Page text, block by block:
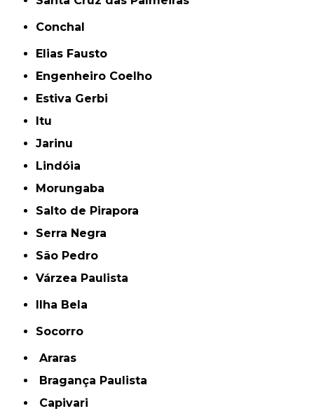
Conchal
Elias Fausto
Engenheiro Coelho
Estiva Gerbi
Itu
Jarinu
Lindóia
Morungaba
Salto de Pirapora
Serra Negra
São Pedro
Várzea Paulista
Ilha Bela
Socorro
Araras
Bragança Paulista
Capivari